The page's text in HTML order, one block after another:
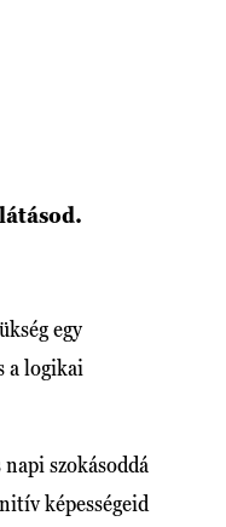
egy
a logikai
napi szokásoddá
képességeid